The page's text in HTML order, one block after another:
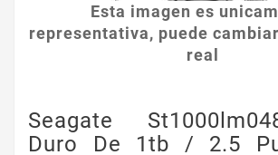
Esta imagen es
representativa, puede
real
Seagate
Duro De 1tb / 2.5